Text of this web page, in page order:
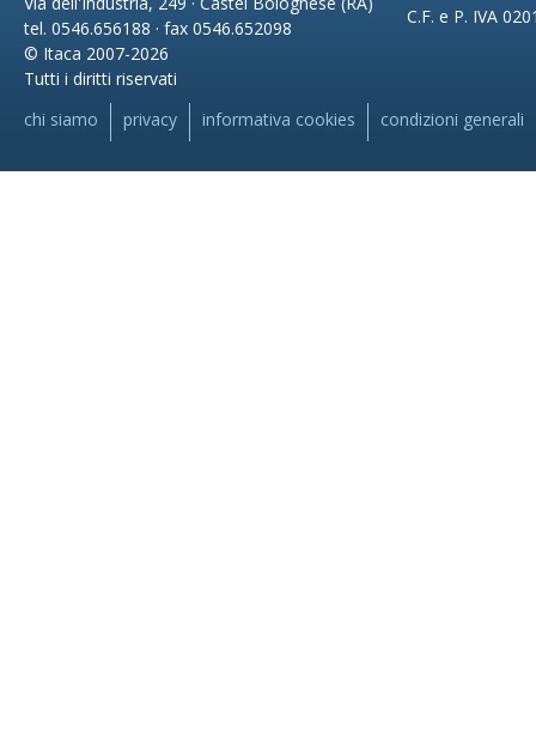
tel. 0546.656188 · fax 0546.652098
© Itaca 2007-2026
Tutti i diritti riservati
C.F. e P. IVA
chi siamo privacy informativa cookies condizioni generali